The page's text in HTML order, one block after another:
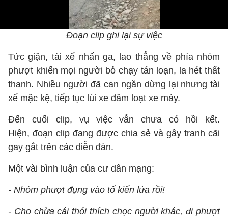
Đoạn clip ghi lại sự việc
Tức giận, tài xế nhấn ga, lao thẳng về phía nhóm
phượt khiến mọi người bỏ chạy tán loạn, la hét thất
thanh. Nhiều người đã can ngăn dừng lại nhưng tài
xế mặc kệ, tiếp tục lùi xe đâm loạt xe máy.
Đến cuối clip, vụ việc vẫn chưa có hồi kết.
Hiện, đoạn clip đang được chia sẻ và gây tranh cãi
gay gắt trên các diễn đàn.
Một vài bình luận của cư dân mạng:
- Nhóm phượt đụng vào tổ kiến lửa rồi!
- Cho chừa cái thói thích chọc người khác, đi phượt